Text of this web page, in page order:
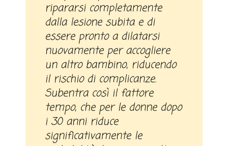
ripararsi completamente
dalla lesione subita e di
essere pronto a dilatarsi
nuovamente per accogliere
un altro bambino, riducendo
il rischio di complicanze.
Subentra così il fattore
tempo, che per le donne dopo
i 30 anni riduce
significativamente le